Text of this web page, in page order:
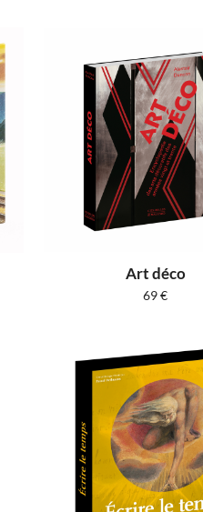
Art déco
69€